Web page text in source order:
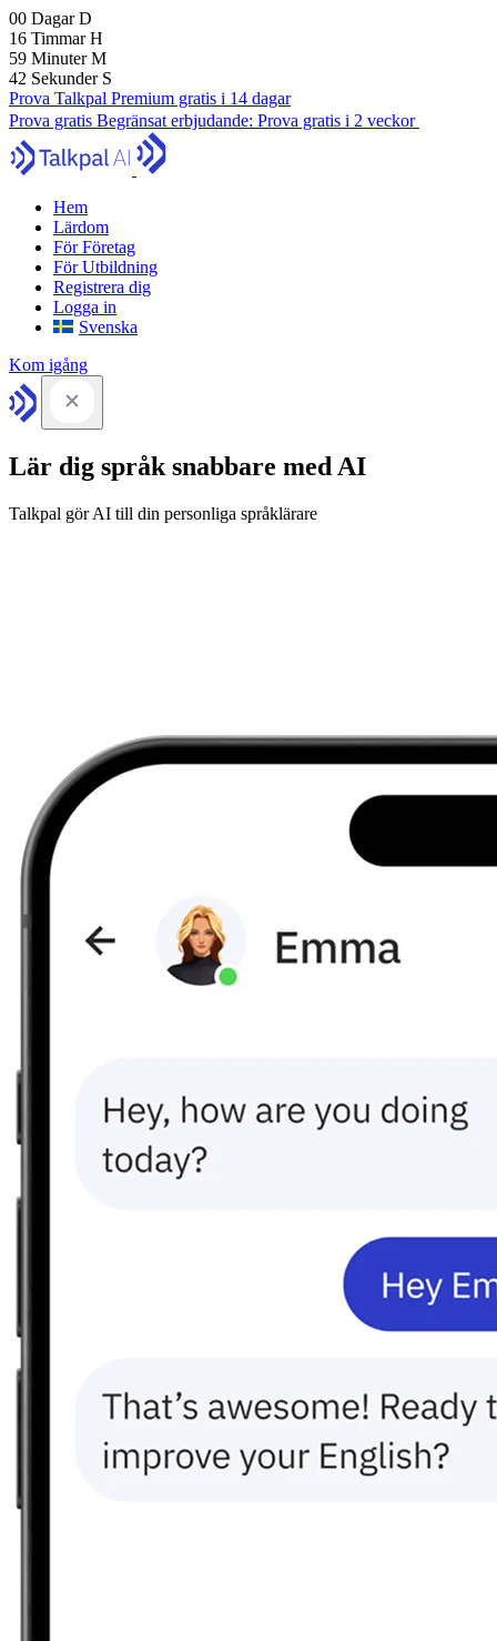
00 DagarD
16 TimmarH
59 MinuterM
41 Sekunder S
Prova Talkpal Premium gratis i 14 dagar
Prova gratis Begränsat erbjudande: Prova gratis i 2 veckor
Hem
Lärdom
För Företag
För Utbildning
Registrera dig
Logga in
Svenska
Kom igång
Lär dig språk snabbare med AI
Talkpal gör AI till din personliga språklärare